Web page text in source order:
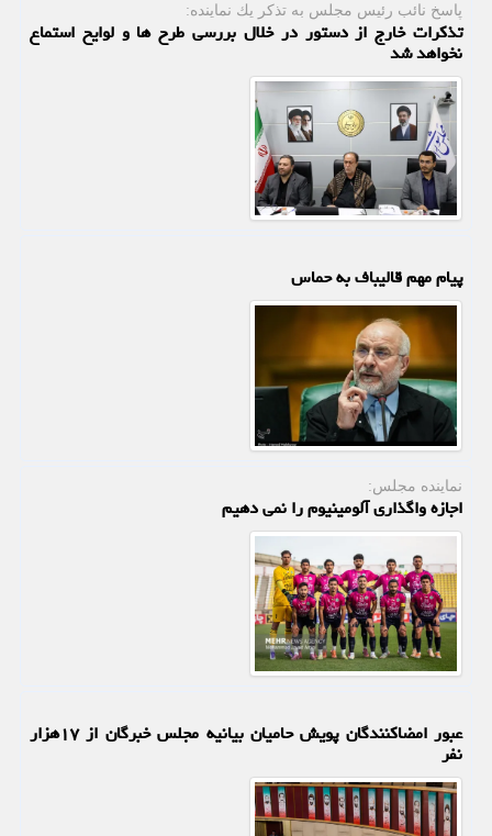
پاسخ نائب رئیس مجلس به تذكر یك نماینده:
تذکرات خارج از دستور در خلال بررسی طرح ها و لوایح استماع
نخواهد شد
پیام مهم قالیباف به حماس
نماینده مجلس:
اجازه واگذاری آلومینیوم را نمی دهیم
عبور امضاکنندگان پویش حامیان بیانیه مجلس خبرگان از ۱۷هزار
نفر